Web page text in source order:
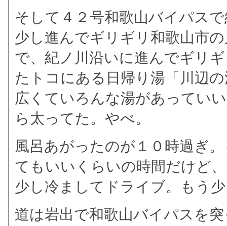
そして４２号和歌山バイパス
少し進んでギリギリ和歌山市
で、紀ノ川沿いに進んでギリ
たトコにある日帰り湯「川辺
広くていろんな湯があってい
ら太ってた。やべ。
風呂あがったのが１０時過ぎ
てもいいくらいの時間だけど
少し冷ましてドライブ。もう
道は岩出で和歌山バイパスを